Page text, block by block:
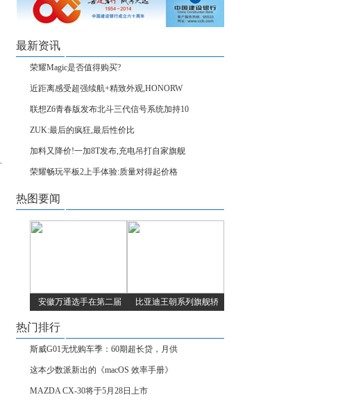
最新资讯
荣耀Magic是否值得购买?
近距离感受超强续航+精致外观,HONORW
联想Z6青春版发布北斗三代信号系统加持10
ZUK:最后的疯狂,最后性价比
加料又降价!一加8T发布,充电吊打自家旗舰
荣耀畅玩平板2上手体验:质量对得起价格
热图要闻
安徽万通选手在第二届 比亚迪王朝系列旗舰轿
热门排行
斯威G01无忧购车季：60期超长贷，月供
这本少数派新出的《macOS 效率手册》
MAZDA CX-30将于5月28日上市